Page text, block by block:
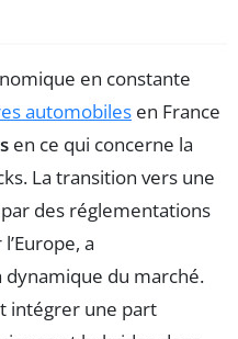
en constante
automobiles en France
en ce qui concerne la
La transition vers une
des réglementations
a
du marché.
intégrer une part